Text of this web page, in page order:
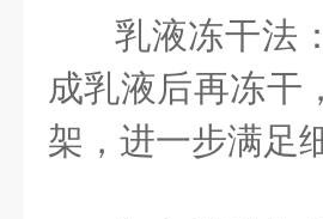
乳液冻干法
成乳液后再冻干
架，进一步满足